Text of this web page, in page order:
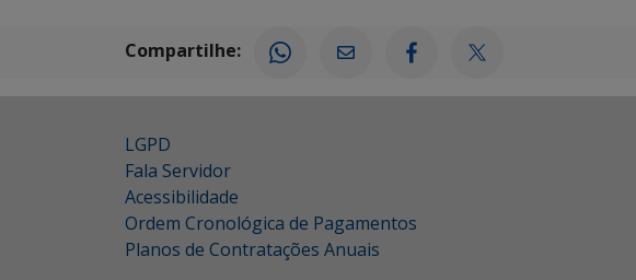
Compartilhe:
LGPD
Fala Servidor
Acessibilidade
Ordem Cronológica de Pagamentos
Planos de Contratações Anuais